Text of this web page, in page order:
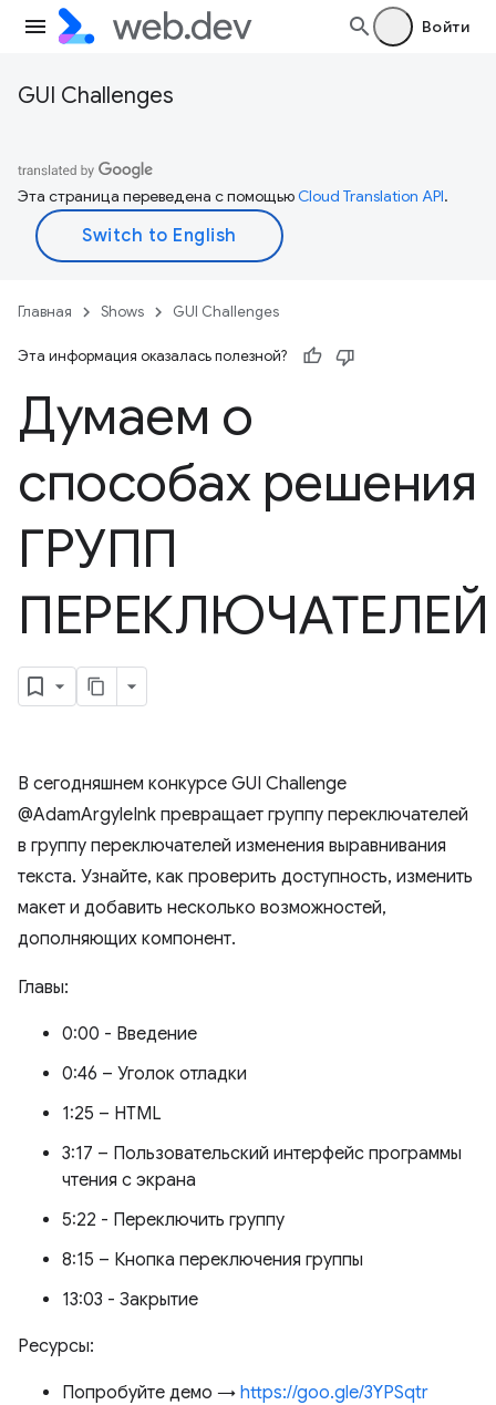
Войти
GUI Challenges
Эта страница переведена с помощьюCloud Translation API.
Главная Shows GUI Challenges
Эта информация оказалась полезной?
Думаем о
способах решения
ГРУПП
ПЕРЕКЛЮЧАТЕЛЕЙ
В сегодняшнем конкурсе GUI Challenge
@AdamArgyleInk превращает группу переключателей
в группу переключателей изменения выравнивания
текста. Узнайте, как проверить доступность, изменить
макет и добавить несколько возможностей,
дополняющих компонент.
Главы:
0:00 - Введение
0:46 – Уголок отладки
1:25 – HTML
3:17 – Пользовательский интерфейс программы
чтения с экрана
5:22 - Переключить группу
8:15 – Кнопка переключения группы
13:03 - Закрытие
Ресурсы:
Попробуйте демо → https://goo.gle/3YPSqtr